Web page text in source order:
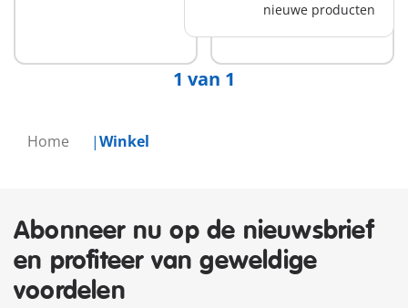
Home Winkel
nieuwe producten
1 van 1
Abonneer nu op de nieuwsbrief
en profiteer van geweldige
voordelen